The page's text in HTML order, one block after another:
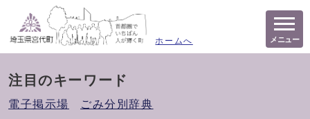
ホームへ メニュー
注目のキーワード
電子掲示場
ごみ分別辞典